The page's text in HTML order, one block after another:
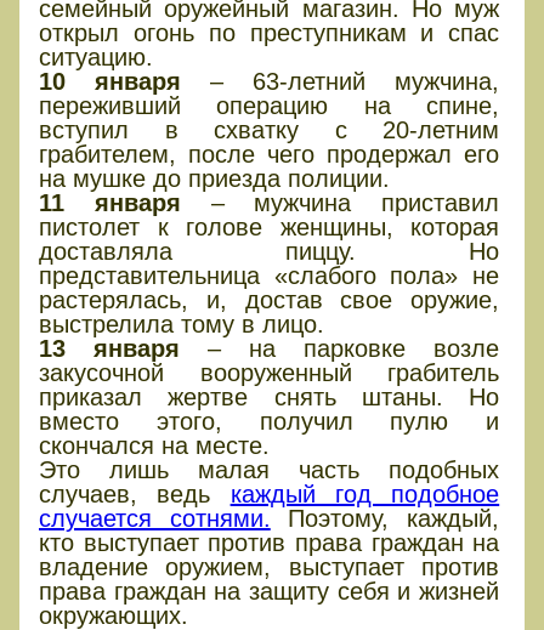
семейный оружейный магазин. Но муж
открыл огонь по преступникам и спас
ситуацию.
10 января – 63-летний мужчина,
переживший операцию на спине,
вступил в схватку с 20-летним
грабителем, после чего продержал его
на мушке до приезда полиции.
11 января – мужчина приставил
пистолет к голове женщины, которая
доставляла пиццу. Но
представительница «слабого пола» не
растерялась, и, достав свое оружие,
выстрелила тому в лицо.
13 января – на парковке возле
закусочной вооруженный грабитель
приказал жертве снять штаны. Но
вместо этого, получил пулю и
скончался на месте.
Это лишь малая часть подобных
случаев, ведь каждый год подобное
случается сотнями. Поэтому, каждый,
кто выступает против права граждан на
владение оружием, выступает против
права граждан на защиту себя и жизней
окружающих.